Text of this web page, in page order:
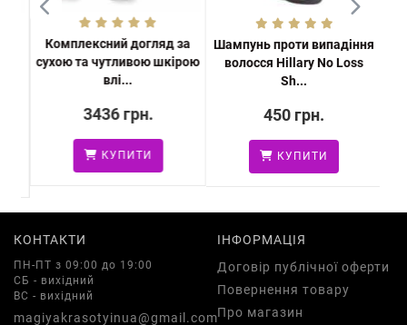
Комплексний догляд за
сухою та чутливою шкірою
влі...
3436 грн.
КУПИТИ
Шампунь проти випадіння
волосся Hillary No Loss
Sh...
450 грн.
КУПИТИ
КОНТАКТИ
ПН-ПТ з 09:00 до 19:00
СБ - вихідний
ВС - вихідний
magiyakrasotyinua@gmail.com
ІНФОРМАЦІЯ
Договір публічної оферти
Повернення товару
Про магазин